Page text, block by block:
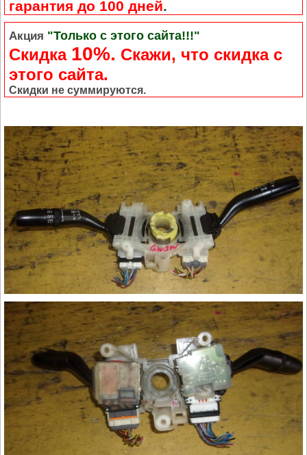
гарантия до 100 дней.
Акция "Только с этого сайта!!!"
Скидка 10%. Cкажи, что скидка с
этого сайта.
Скидки не суммируются.